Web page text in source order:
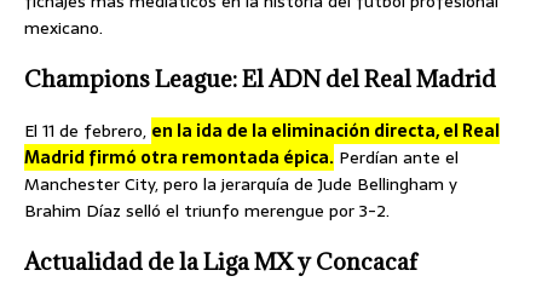
mexicano.
Champions League: El ADN del Real Madrid
El 11 de febrero, en la ida de la eliminación directa, el Real
Madrid firmó otra remontada épica. Perdían ante el
Manchester City, pero la jerarquía de Jude Bellingham y
Brahim Díaz selló el triunfo merengue por 3-2.
Actualidad de la Liga MX y Concacaf